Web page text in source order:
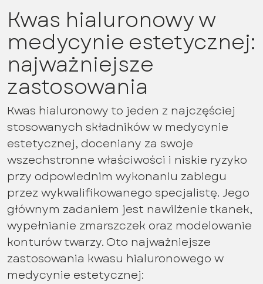
Kwas hialuronowy w
medycynie estetycznej:
najważniejsze
zastosowania
Kwas hialuronowy to jeden z najczęściej
stosowanych składników w medycynie
estetycznej, doceniany za swoje
wszechstronne właściwości i niskie ryzyko
przy odpowiednim wykonaniu zabiegu
przez wykwalifikowanego specjalistę. Jego
głównym zadaniem jest nawilżenie tkanek,
wypełnianie zmarszczek oraz modelowanie
konturów twarzy. Oto najważniejsze
zastosowania kwasu hialuronowego w
medycynie estetycznej: